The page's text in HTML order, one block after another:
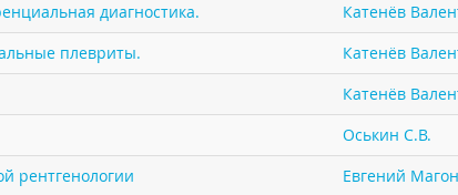
диагностика.
Катенёв
плевриты.
Катенёв
Катенёв
Оськин С.В.
рентгенологии
Евгений